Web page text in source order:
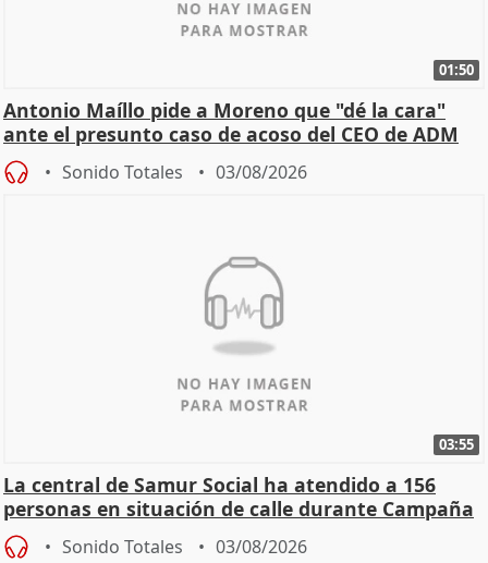
01:50
Antonio Maíllo pide a Moreno que "dé la cara"
ante el presunto caso de acoso del CEO de ADM
Sonido Totales 03/08/2026
03:55
La central de Samur Social ha atendido a 156
personas en situación de calle durante Campaña
de Calor
Sonido Totales 03/08/2026